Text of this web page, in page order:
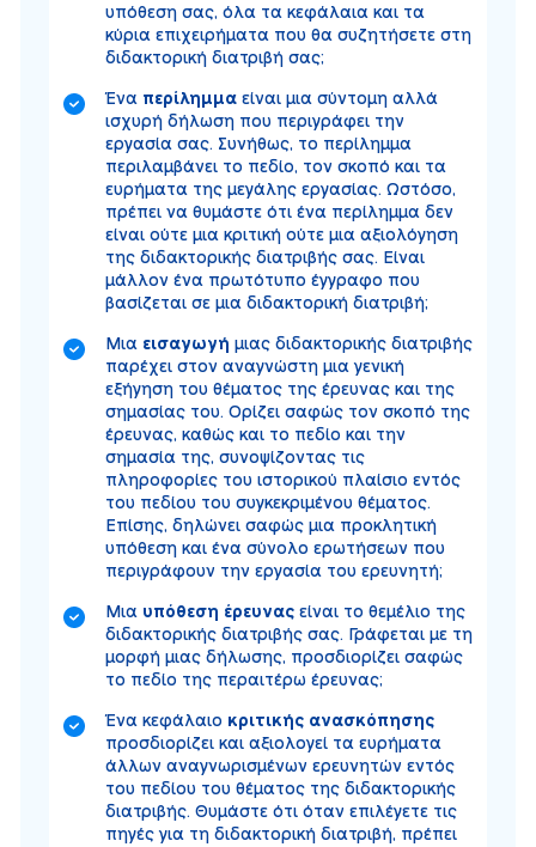
υπόθεση σας, όλα τα κεφάλαια και τα
κύρια επιχειρήματα που θα συζητήσετε στη
διδακτορική διατριβή σας;
Ένα περίλημμα είναι μια σύντομη αλλά
ισχυρή δήλωση που περιγράφει την
εργασία σας. Συνήθως, το περίλημμα
περιλαμβάνει το πεδίο, τον σκοπό και τα
ευρήματα της μεγάλης εργασίας. Ωστόσο,
πρέπει να θυμάστε ότι ένα περίλημμα δεν
είναι ούτε μια κριτική ούτε μια αξιολόγηση
της διδακτορικής διατριβής σας. Είναι
μάλλον ένα πρωτότυπο έγγραφο που
βασίζεται σε μια διδακτορική διατριβή;
Μια εισαγωγή μιας διδακτορικής διατριβής
παρέχει στον αναγνώστη μια γενική
εξήγηση του θέματος της έρευνας και της
σημασίας του. Ορίζει σαφώς τον σκοπό της
έρευνας, καθώς και το πεδίο και την
σημασία της, συνοψίζοντας τις
πληροφορίες του ιστορικού πλαίσιο εντός
του πεδίου του συγκεκριμένου θέματος.
Επίσης, δηλώνει σαφώς μια προκλητική
υπόθεση και ένα σύνολο ερωτήσεων που
περιγράφουν την εργασία του ερευνητή;
Μια υπόθεση έρευνας είναι το θεμέλιο της
διδακτορικής διατριβής σας. Γράφεται με τη
μορφή μιας δήλωσης, προσδιορίζει σαφώς
το πεδίο της περαιτέρω έρευνας;
Ένα κεφάλαιο κριτικής ανασκόπησης
προσδιορίζει και αξιολογεί τα ευρήματα
άλλων αναγνωρισμένων ερευνητών εντός
του πεδίου του θέματος της διδακτορικής
διατριβής. Θυμάστε ότι όταν επιλέγετε τις
πηγές για τη διδακτορική διατριβή, πρέπει